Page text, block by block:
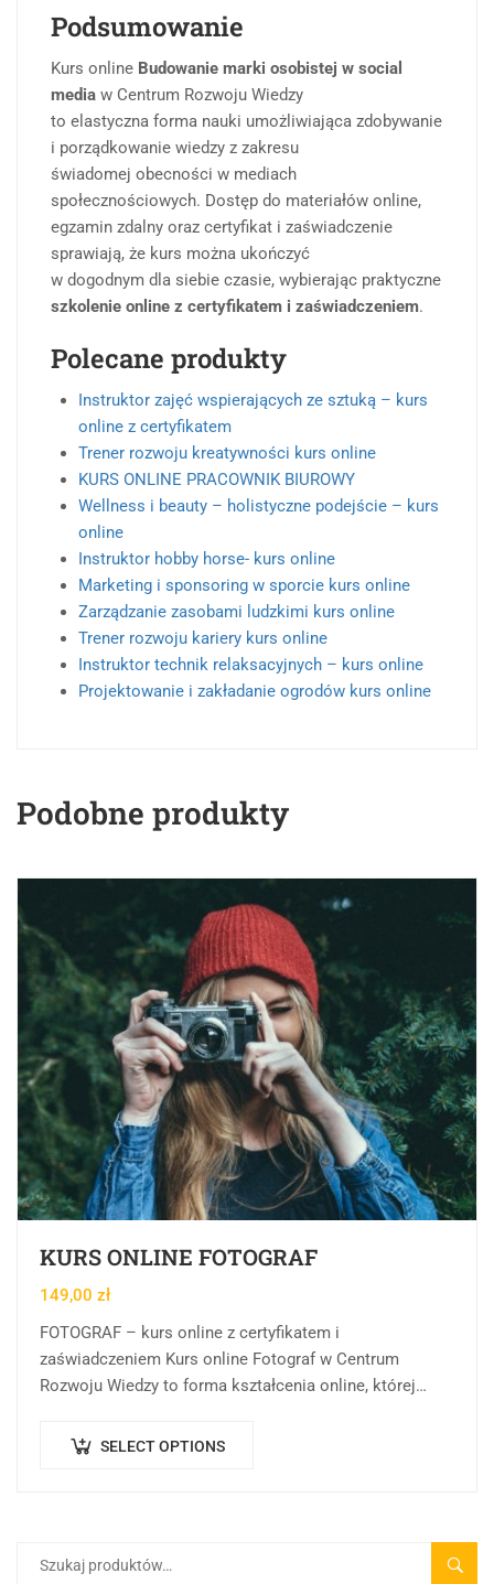
Podsumowanie
Kurs online Budowanie marki osobistej w social
media w Centrum Rozwoju Wiedzy
to elastyczna forma nauki umożliwiająca zdobywanie
i porządkowanie wiedzy z zakresu
świadomej obecności w mediach
społecznościowych. Dostęp do materiałów online,
egzamin zdalny oraz certyfikat i zaświadczenie
sprawiają, że kurs można ukończyć
w dogodnym dla siebie czasie, wybierając praktyczne
szkolenie online z certyfikatem i zaświadczeniem.
Polecane produkty
Instruktor zajęć wspierających ze sztuką – kurs
online z certyfikatem
Trener rozwoju kreatywności kurs online
KURS ONLINE PRACOWNIK BIUROWY
Wellness i beauty – holistyczne podejście – kurs
online
Instruktor hobby horse- kurs online
Marketing i sponsoring w sporcie kurs online
Zarządzanie zasobami ludzkimi kurs online
Trener rozwoju kariery kurs online
Instruktor technik relaksacyjnych – kurs online
Projektowanie i zakładanie ogrodów kurs online
Podobne produkty
KURS ONLINE FOTOGRAF
149,00 zł
FOTOGRAF – kurs online z certyfikatem i
zaświadczeniem Kurs online Fotograf w Centrum
Rozwoju Wiedzy to forma kształcenia online, której
oraz sprawdzonych źródeł…
SELECT OPTIONS